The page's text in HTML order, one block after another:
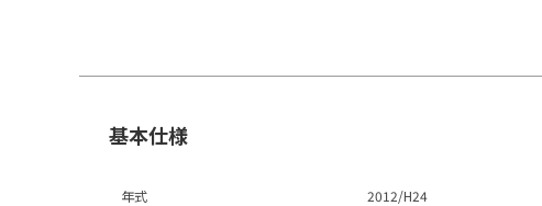
基本仕様
年式 2012/H24